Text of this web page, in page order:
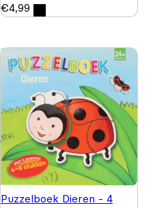
€4,99
Puzzelboek Dieren - 4